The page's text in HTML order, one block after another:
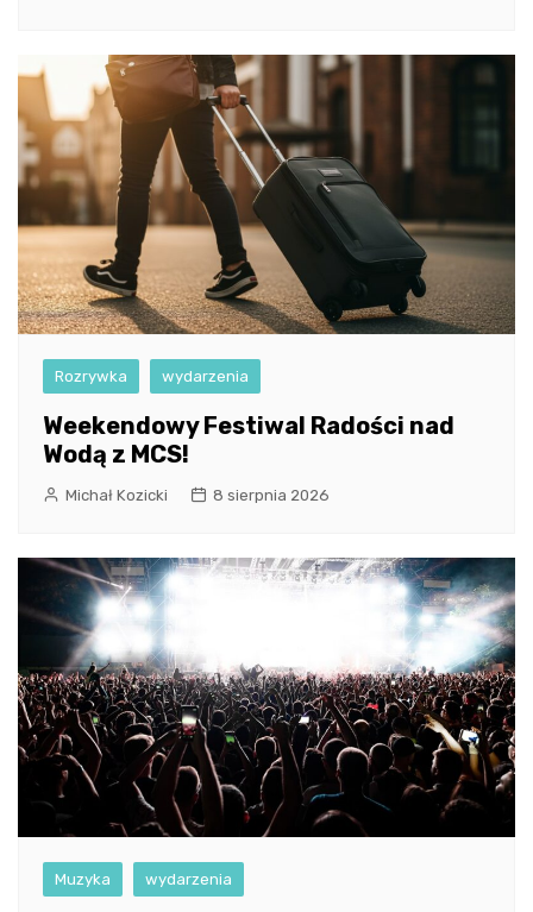
Rozrywka wydarzenia
Weekendowy Festiwal Radości nad
Wodą z MCS!
Michał Kozicki 8 sierpnia 2026
Muzyka wydarzenia